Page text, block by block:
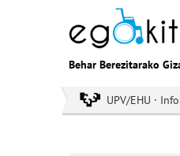
Behar Berezitarako
UPV/EHU ·